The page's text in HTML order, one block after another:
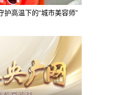
街道：风雨未到 支部先动 助
护高温下的“城市美容师”